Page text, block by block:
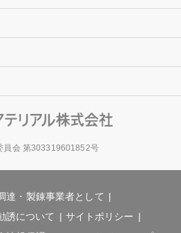
員会 第303319601852号
達・製錬事業者として
誘について
サイトポリシー